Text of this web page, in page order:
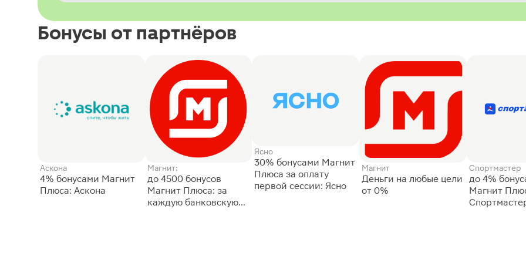
Бонусы от партнёров
Аскона
4% бонусами Магнит
Плюса: Аскона
Магнит:
до 4500 бонусов
Магнит Плюса: за
каждую банковскую
Ясно
30% бонусами Магнит
Плюса за оплату
первой сессии: Ясно
Магнит
Деньги на любые цели
от 0%
Спортмастер
до 4%
Магнит